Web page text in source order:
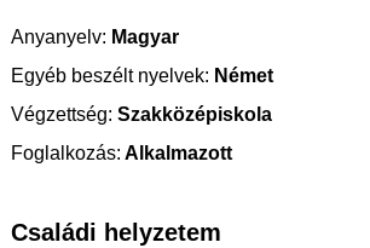
Anyanyelv: Magyar
Egyéb beszélt nyelvek: Német
Végzettség: Szakközépiskola
Foglalkozás: Alkalmazott
Családi helyzetem